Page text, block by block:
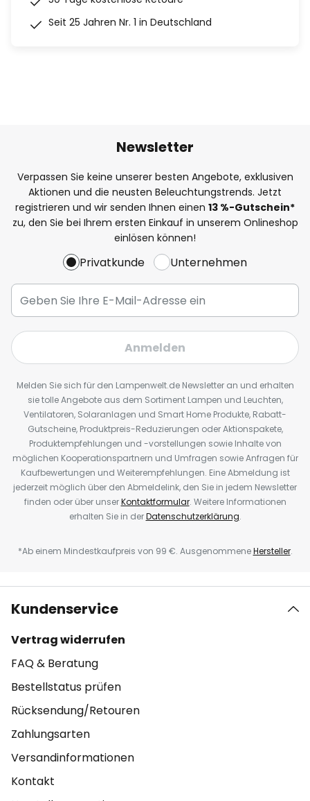
Seit 25 Jahren Nr. 1 in Deutschland
Newsletter
Verpassen Sie keine unserer besten Angebote, exklusiven
Aktionen und die neusten Beleuchtungstrends. Jetzt
registrieren und wir senden Ihnen einen 13 %-Gutschein*
zu, den Sie bei Ihrem ersten Einkauf in unserem Onlineshop
einlösen können!
Privatkunde Unternehmen
Anmelden
Melden Sie sich für den Lampenwelt.de Newsletter an und erhalten
sie tolle Angebote aus dem Sortiment Lampen und Leuchten,
Ventilatoren, Solaranlagen und Smart Home Produkte, Rabatt-
Gutscheine, Produktpreis-Reduzierungen oder Aktionspakete,
Produktempfehlungen und -vorstellungen sowie Inhalte von
möglichen Kooperationspartnern und Umfragen sowie Anfragen für
Kaufbewertungen und Weiterempfehlungen. Eine Abmeldung ist
jederzeit möglich über den Abmeldelink, den Sie in jedem Newsletter
finden oder über unserKontaktformular. Weitere Informationen
erhalten Sie in derDatenschutzerklärung.
*Ab einem Mindestkaufpreis von 99 €. AusgenommeneHersteller.
Kundenservice
Vertrag widerrufen
FAQ & Beratung
Bestellstatus prüfen
Rücksendung/Retouren
Zahlungsarten
Versandinformationen
Kontakt